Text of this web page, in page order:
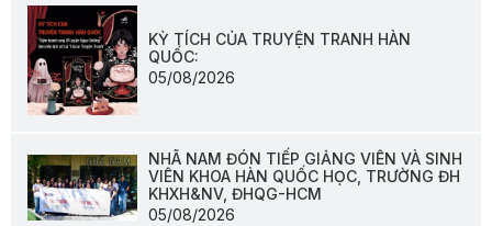
KỲ TÍCH CỦA TRUYỆN TRANH HÀN
QUỐC:
05/08/2026
NHÃ NAM ĐÓN TIẾP GIẢNG VIÊN VÀ SINH
VIÊN KHOA HÀN QUỐC HỌC, TRƯỜNG ĐH
KHXH&NV, ĐHQG-HCM
05/08/2026